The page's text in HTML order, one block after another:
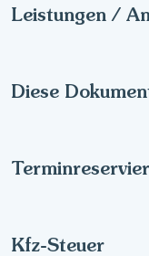
Leistungen /
Diese
Kfz-Steuer